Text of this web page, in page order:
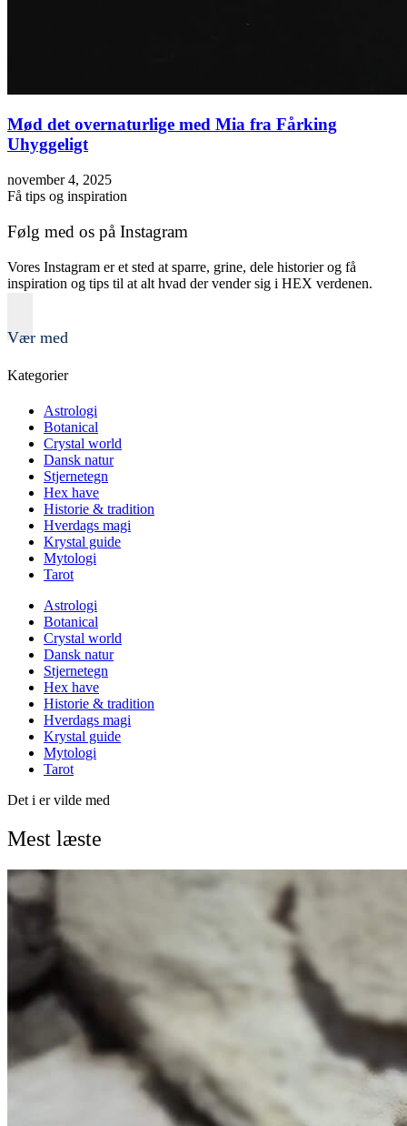
Mød det overnaturlige med Mia fra Fårking
Uhyggeligt
november 4, 2025
Få tips og inspiration
Følg med os på Instagram
Vores Instagram er et sted at sparre, grine, dele historier og få
inspiration og tips til at alt hvad der vender sig i HEX verdenen.
Vær med
Kategorier
Astrologi
Botanical
Crystal world
Dansk natur
Stjernetegn
Hex have
Historie & tradition
Hverdags magi
Krystal guide
Mytologi
Tarot
Astrologi
Botanical
Crystal world
Dansk natur
Stjernetegn
Hex have
Historie & tradition
Hverdags magi
Krystal guide
Mytologi
Tarot
Det i er vilde med
Mest læste